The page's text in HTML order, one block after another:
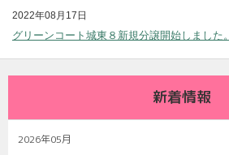
2022年08月17日
グリーンコート城東８新規分譲開始しました。
新着情報
2026年05月